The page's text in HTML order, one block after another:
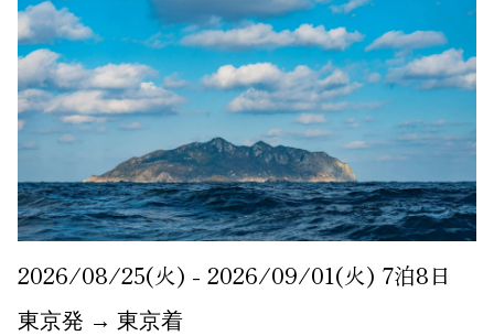
2026/08/25(火) - 2026/09/01(火) 7泊8日
東京発 → 東京着